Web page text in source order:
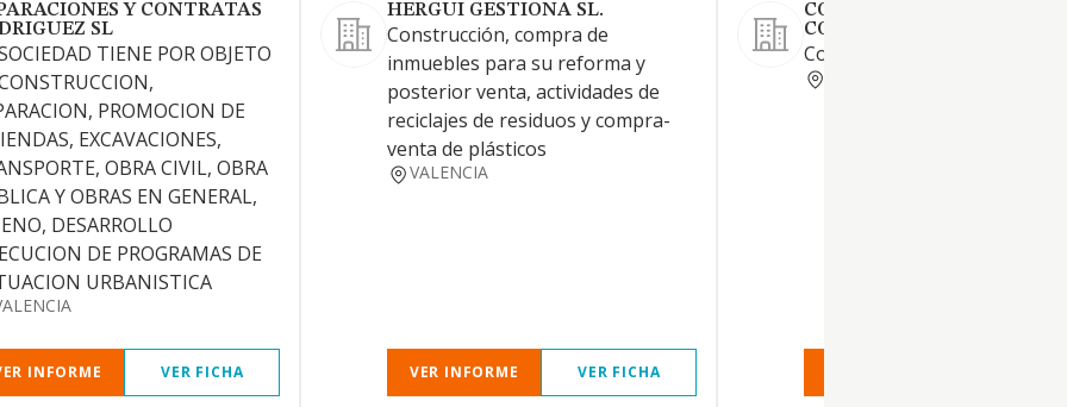
Y CONTRATAS
SL
TIENE POR OBJETO
PROMOCION DE
EXCAVACIONES,
OBRA CIVIL, OBRA
Y OBRAS EN GENERAL,
DESARROLLO
DE PROGRAMAS DE
URBANISTICA
INFORME VER FICHA
HERGUI GESTIONA SL.
Construcción, compra de
inmuebles para su reforma y
posterior venta, actividades de
reciclajes de residuos y compra-
venta de plásticos
VALENCIA
VER INFORME VER FICHA
COPRUSA INGENIERIA Y
CONSTRUCCION SL
Construcción y rehabilitación.